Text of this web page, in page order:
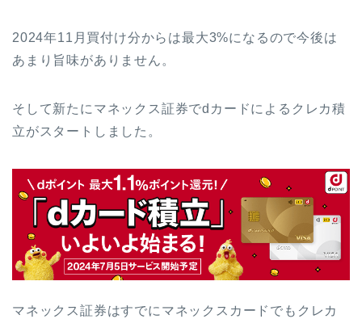
2024年11月買付け分からは最大3%になるので今後は
あまり旨味がありません。
そして新たにマネックス証券でdカードによるクレカ積
立がスタートしました。
マネックス証券はすでにマネックスカードでもクレカ